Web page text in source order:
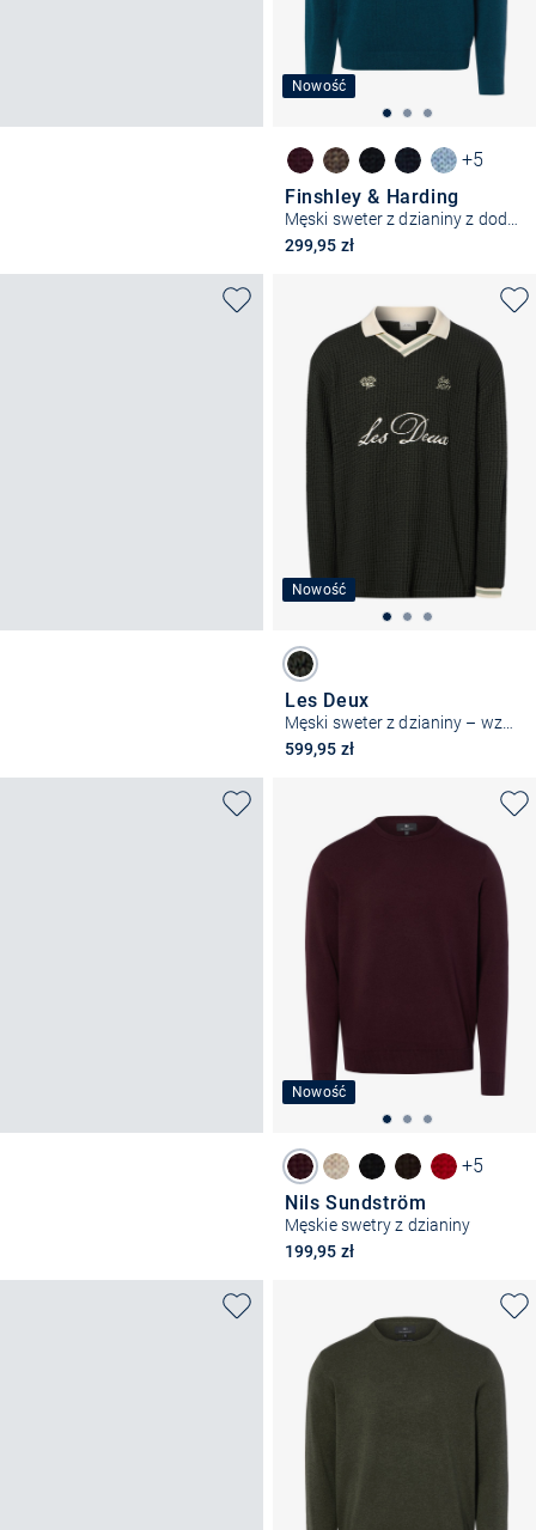
Nowość
+5
Finshley & Harding
299,95 zł
Nowość
Les Deux
Męski sweter z dzianiny – wzór waflowy
599,95 zł
Nowość
+5
Nils Sundström
Męskie swetry z dzianiny
199,95 zł